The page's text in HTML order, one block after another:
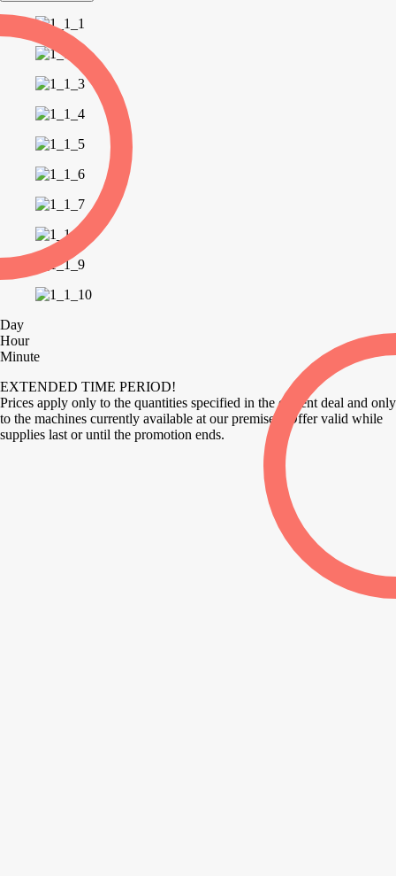
Day
Hour
Minute
EXTENDED TIME PERIOD!
Prices apply only to the quantities specified in the current deal and only
to the machines currently available at our premises. Offer valid while
supplies last or until the promotion ends.